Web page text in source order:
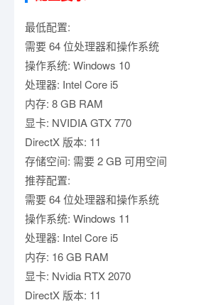
最低配置:
需要 64 位处理器和操作系统
操作系统: Windows 10
处理器: Intel Core i5
内存: 8 GB RAM
显卡: NVIDIA GTX 770
DirectX 版本: 11
存储空间: 需要 2 GB 可用空间
推荐配置:
需要 64 位处理器和操作系统
操作系统: Windows 11
处理器: Intel Core i5
内存: 16 GB RAM
显卡: Nvidia RTX 2070
DirectX 版本: 11